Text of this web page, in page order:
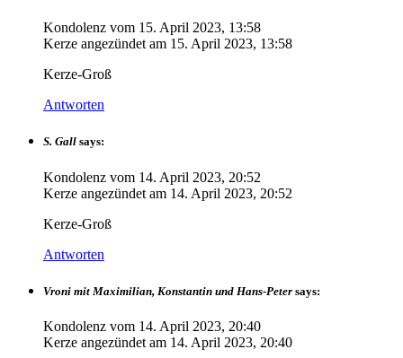
Kondolenz vom 15. April 2023, 13:58
Kerze angezündet am 15. April 2023, 13:58
Kerze-Groß
Antworten
S. Gall says:
Kondolenz vom 14. April 2023, 20:52
Kerze angezündet am 14. April 2023, 20:52
Kerze-Groß
Antworten
Vroni mit Maximilian, Konstantin und Hans-Peter says:
Kondolenz vom 14. April 2023, 20:40
Kerze angezündet am 14. April 2023, 20:40